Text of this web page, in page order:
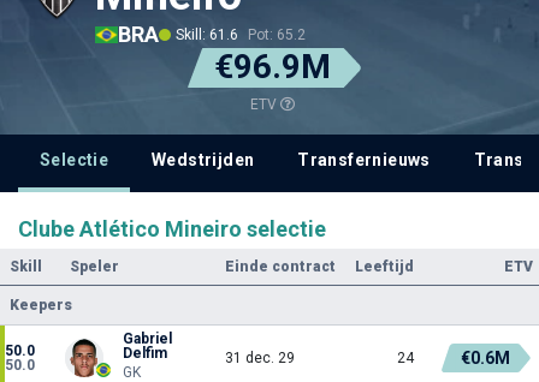
BRA Skill: 61.6 Pot: 65.2
€96.9M
ETV
Selectie Wedstrijden Transfernieuws
Clube Atlético Mineiro selectie
Skill Speler Einde contract Leeftijd ETV
Keepers
50.0
50.0
Gabriel
Delfim
GK
31 dec. 29 24 €0.6M